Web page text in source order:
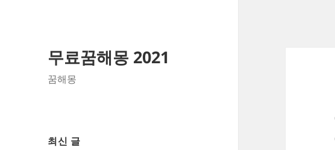
무료꿈해몽 2021
꿈해몽
최신 글